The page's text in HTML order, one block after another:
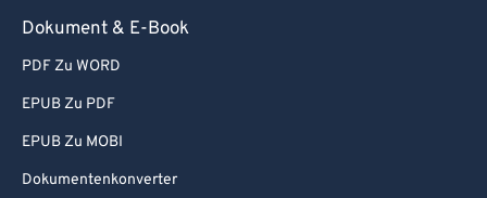
Dokument & E-Book
PDF Zu WORD
EPUB Zu PDF
EPUB Zu MOBI
Dokumentenkonverter